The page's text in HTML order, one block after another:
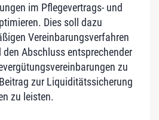
im Pflegevertrags- und
Dies soll dazu
Vereinbarungsverfahren
Abschluss entsprechender
zu
zur Liquiditätssicherung
zu leisten.